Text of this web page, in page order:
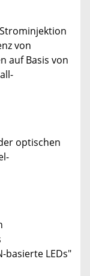
von
auf Basis von
optischen
basierte LEDs"